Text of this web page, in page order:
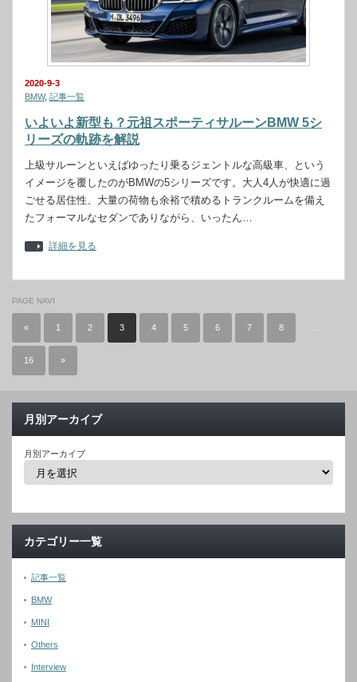
2020-9-3
BMW, 記事一覧
いよいよ新型も？元祖スポーティサルーンBMW 5シ
リーズの軌跡を解説
上級サルーンといえばゆったり乗るジェントルな高級車、という
イメージを覆したのがBMWの5シリーズです。大人4人が快適に過
ごせる居住性、大量の荷物も余裕で積めるトランクルームを備え
たフォーマルなセダンでありながら、いったん…
詳細を見る
PAGE NAVI
« 1 2 3 4 5 6 7 8
16 »
月別アーカイブ
月別アーカイブ
カテゴリー一覧
記事一覧
BMW
MINI
Others
Interview